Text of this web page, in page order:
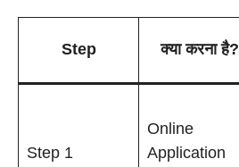
Step क्या करना है?
Step 1
Online
Application